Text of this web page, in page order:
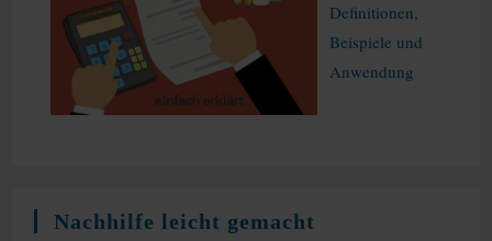
Definitionen,
Beispiele und
Anwendung
Nachhilfe leicht gemacht